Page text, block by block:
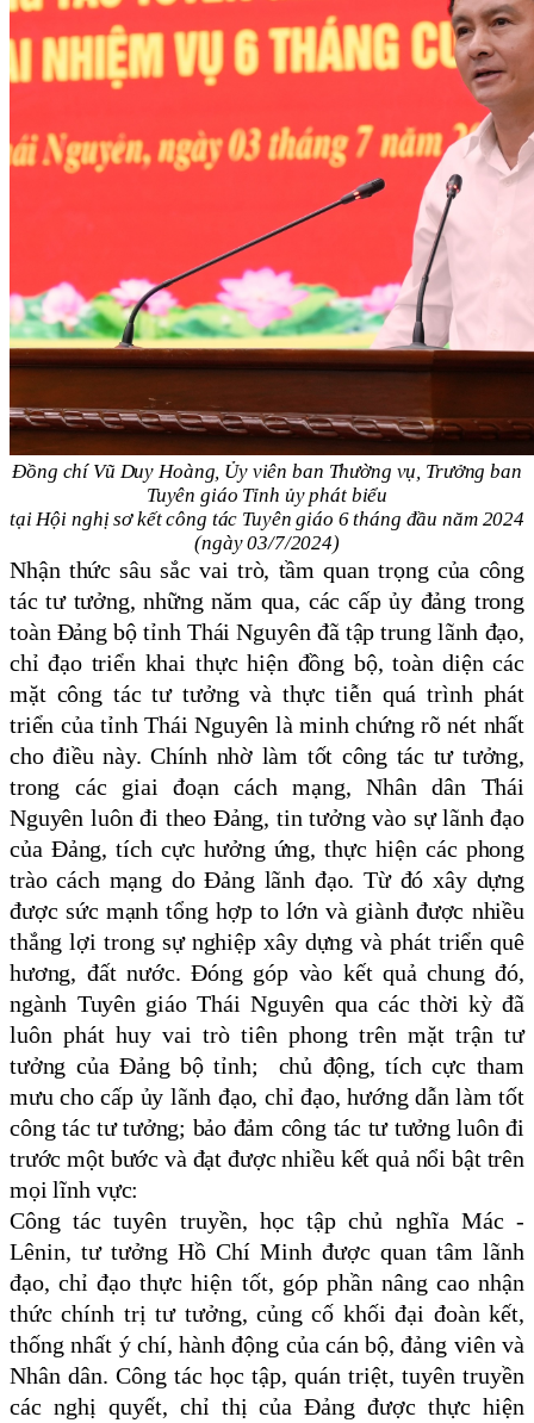
Đồng chí Vũ Duy Hoàng, Ủy viên ban Thường vụ, Trưởng ban
Tuyên giáo Tỉnh ủy phát biểu
tại Hội nghị sơ kết công tác Tuyên giáo 6 tháng đầu năm 2024
(ngày 03/7/2024)
Nhận thức sâu sắc vai trò, tầm quan trọng của công
tác tư tưởng, những năm qua, các cấp ủy đảng trong
toàn Đảng bộ tỉnh Thái Nguyên đã tập trung lãnh đạo,
chỉ đạo triển khai thực hiện đồng bộ, toàn diện các
mặt công tác tư tưởng và thực tiễn quá trình phát
triển của tỉnh Thái Nguyên là minh chứng rõ nét nhất
cho điều này. Chính nhờ làm tốt công tác tư tưởng,
trong các giai đoạn cách mạng, Nhân dân Thái
Nguyên luôn đi theo Đảng, tin tưởng vào sự lãnh đạo
của Đảng, tích cực hưởng ứng, thực hiện các phong
trào cách mạng do Đảng lãnh đạo. Từ đó xây dựng
được sức mạnh tổng hợp to lớn và giành được nhiều
thắng lợi trong sự nghiệp xây dựng và phát triển quê
hương, đất nước. Đóng góp vào kết quả chung đó,
ngành Tuyên giáo Thái Nguyên qua các thời kỳ đã
luôn phát huy vai trò tiên phong trên mặt trận tư
tưởng của Đảng bộ tỉnh; chủ động, tích cực tham
mưu cho cấp ủy lãnh đạo, chỉ đạo, hướng dẫn làm tốt
công tác tư tưởng; bảo đảm công tác tư tưởng luôn đi
trước một bước và đạt được nhiều kết quả nổi bật trên
mọi lĩnh vực:
Công tác tuyên truyền, học tập chủ nghĩa Mác -
Lênin, tư tưởng Hồ Chí Minh được quan tâm lãnh
đạo, chỉ đạo thực hiện tốt, góp phần nâng cao nhận
thức chính trị tư tưởng, củng cố khối đại đoàn kết,
thống nhất ý chí, hành động của cán bộ, đảng viên và
Nhân dân. Công tác học tập, quán triệt, tuyên truyền
các nghị quyết, chỉ thị của Đảng được thực hiện